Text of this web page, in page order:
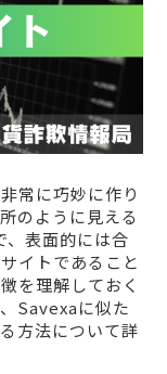
常に巧妙に作り
のように見える
、表面的には合
イトであること
を理解しておく
Savexaに似た
方法について詳